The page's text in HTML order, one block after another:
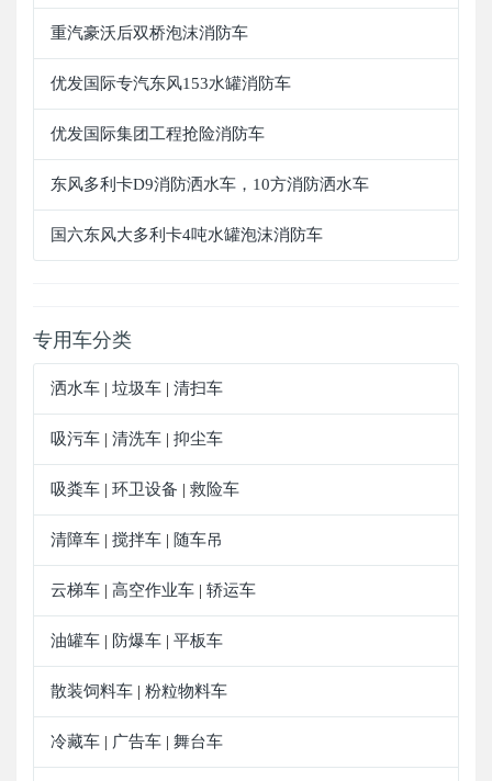
重汽豪沃后双桥泡沫消防车
优发国际专汽东风153水罐消防车
优发国际集团工程抢险消防车
东风多利卡D9消防洒水车，10方消防洒水车
国六东风大多利卡4吨水罐泡沫消防车
专用车分类
洒水车 | 垃圾车 | 清扫车
吸污车 | 清洗车 | 抑尘车
吸粪车 | 环卫设备 | 救险车
清障车 | 搅拌车 | 随车吊
云梯车 | 高空作业车 | 轿运车
油罐车 | 防爆车 | 平板车
散装饲料车 | 粉粒物料车
冷藏车 | 广告车 | 舞台车